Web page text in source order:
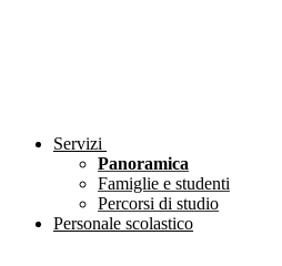
Servizi
Panoramica
Famiglie e studenti
Percorsi di studio
Personale scolastico